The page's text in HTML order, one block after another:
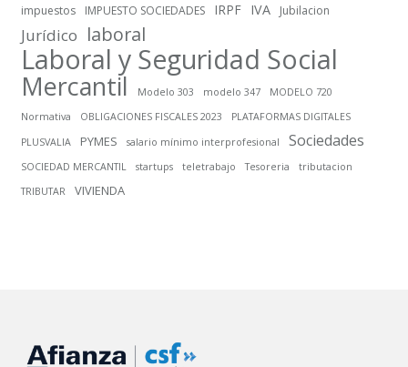
impuestos
IMPUESTO SOCIEDADES IRPF IVA Jubilacion
Jurídico laboral
Laboral y Seguridad Social
Mercantil Modelo 303 modelo 347
MODELO 720
Normativa
OBLIGACIONES FISCALES 2023
PLATAFORMAS DIGITALES
PLUSVALIA
PYMES salario mínimo interprofesional Sociedades
SOCIEDAD MERCANTIL startups teletrabajo Tesoreria
tributacion
TRIBUTAR
VIVIENDA